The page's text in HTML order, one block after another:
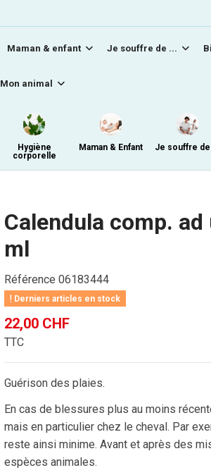
Maman & enfant Je souffre de ...
Mon animal
Hygiène
corporelle
Maman & Enfant Je souffre
Calendula comp.
ml
Référence 06183444
Derniers articles en stock
22,00 CHF
TTC
Guérison des plaies.
En cas de blessures plus au moins
mais en particulier chez le cheval. Par
reste ainsi minime. Avant et après des
espèces animales.